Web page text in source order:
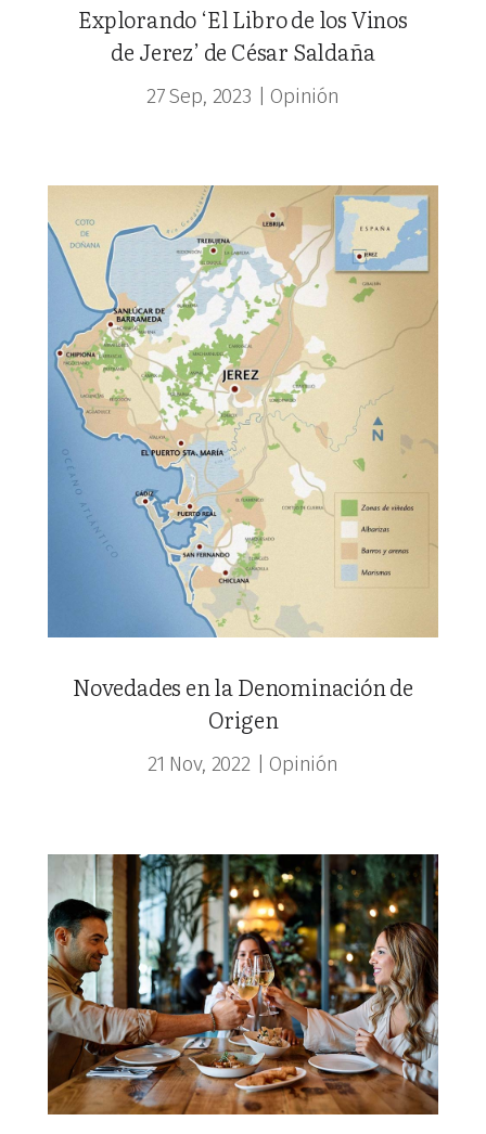
Explorando ‘El Libro de los Vinos
de Jerez’ de César Saldaña
27 Sep, 2023 Opinión
Novedades en la Denominación de
Origen
21 Nov, 2022| Opinión